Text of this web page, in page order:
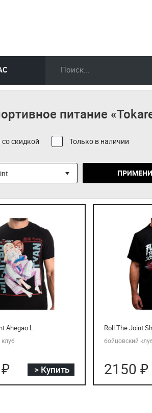
питание
скидкой Только в наличии
Ahegao L
> Купить
Roll The Joint
бойцовский
2150 ₽